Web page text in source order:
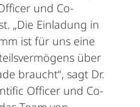
und Co-
„Die Einladung in
ist für uns eine
über
braucht“, sagt Dr.
Officer und Co-